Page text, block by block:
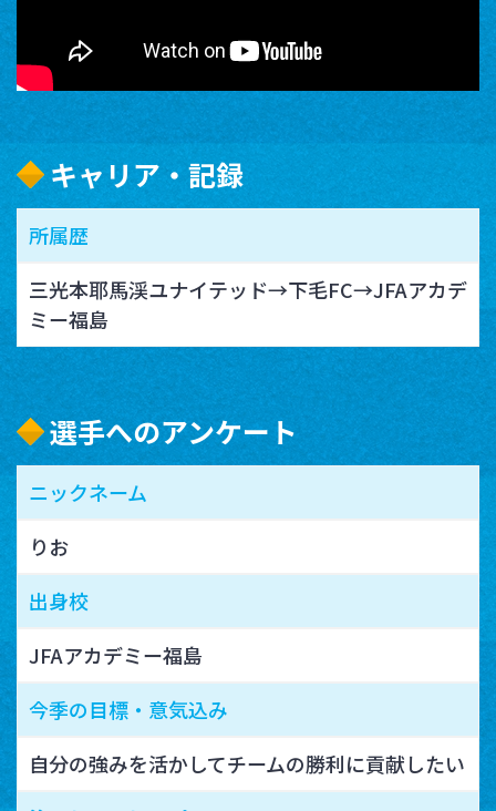
キャリア・記録
所属歴
三光本耶馬渓ユナイテッド→下毛FC→JFAアカデ
ミー福島
選手へのアンケート
ニックネーム
りお
出身校
JFAアカデミー福島
今季の目標・意気込み
自分の強みを活かしてチームの勝利に貢献したい